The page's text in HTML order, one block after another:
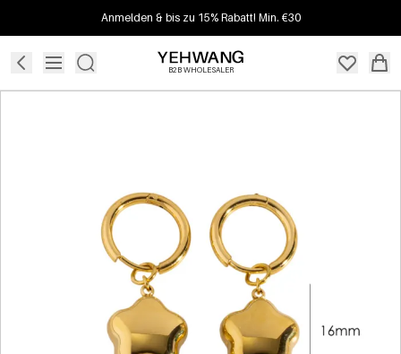
Anmelden & bis zu 15% Rabatt! Min. €30
B2B WHOLESALER